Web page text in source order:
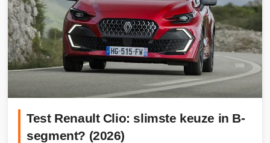
Test Renault Clio: slimste keuze in B-
segment? (2026)